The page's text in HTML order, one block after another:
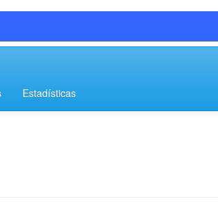
Estadísticas